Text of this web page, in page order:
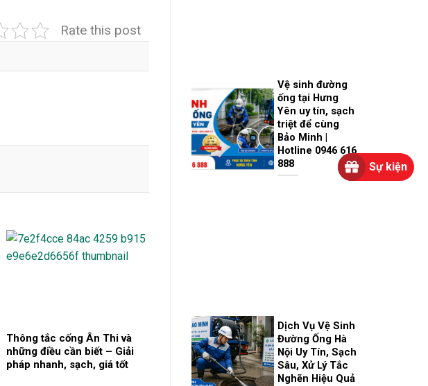
Rate this post
Thông tắc cống Ân Thi và
những điều cần biết – Giải
pháp nhanh, sạch, giá tốt
Vệ sinh đường
ống tại Hưng
Yên uy tín, sạch
triệt để cùng
Bảo Minh |
Hotline 0946 616
888
Dịch Vụ Vệ Sinh
Đường Ống Hà
Nội Uy Tín, Sạch
Sâu, Xử Lý Tắc
Nghẽn Hiệu Quả
Sự kiện